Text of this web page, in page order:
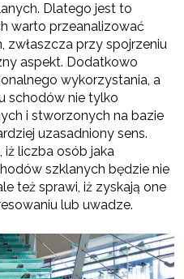
Dlatego jest to
warto przeanalizować
przy spojrzeniu
aspekt. Dodatkowo
wykorzystania, a
schodów nie tylko
i stworzonych na bazie
uzasadniony sens.
iż liczba osób jaka
szklanych będzie nie
też sprawi, iż zyskają one
lub uwadze.